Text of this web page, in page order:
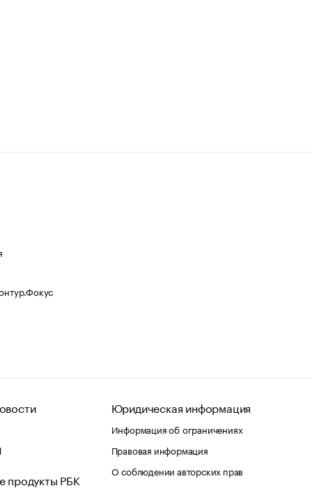
продукты РБК
Юридическая информация
Информация об ограничениях
Правовая информация
О соблюдении авторских прав